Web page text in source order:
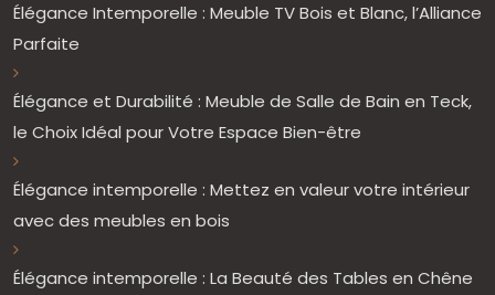
Élégance Intemporelle : Meuble TV Bois et Blanc, l’Alliance
Parfaite
Élégance et Durabilité : Meuble de Salle de Bain en Teck,
le Choix Idéal pour Votre Espace Bien-être
Élégance intemporelle : Mettez en valeur votre intérieur
avec des meubles en bois
Élégance intemporelle : La Beauté des Tables en Chêne